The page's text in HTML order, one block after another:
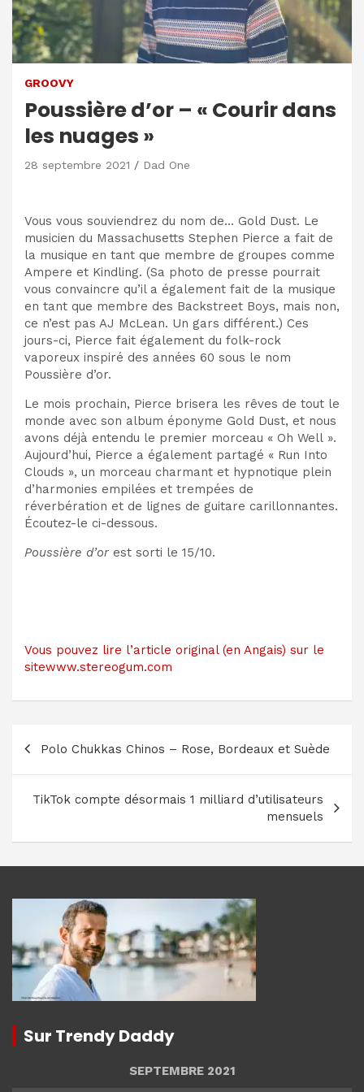
GROOVY
Poussière d’or – « Courir dans
les nuages »
28 septembre 2021 Dad One
Vous vous souviendrez du nom de… Gold Dust. Le
musicien du Massachusetts Stephen Pierce a fait de
la musique en tant que membre de groupes comme
Ampere et Kindling. (Sa photo de presse pourrait
vous convaincre qu’il a également fait de la musique
en tant que membre des Backstreet Boys, mais non,
ce n’est pas AJ McLean. Un gars différent.) Ces
jours-ci, Pierce fait également du folk-rock
vaporeux inspiré des années 60 sous le nom
Poussière d’or.
Le mois prochain, Pierce brisera les rêves de tout le
monde avec son album éponyme Gold Dust, et nous
avons déjà entendu le premier morceau « Oh Well ».
Aujourd’hui, Pierce a également partagé « Run Into
Clouds », un morceau charmant et hypnotique plein
d’harmonies empilées et trempées de
réverbération et de lignes de guitare carillonnantes.
Écoutez-le ci-dessous.
Poussière d’or est sorti le 15/10.
Vous pouvez lire l’article original (en Angais) sur le
sitewww.stereogum.com
de
l’article
Polo Chukkas Chinos – Rose, Bordeaux et Suède
TikTok compte désormais 1 milliard d’utilisateurs
mensuels
Sur Trendy Daddy
SEPTEMBRE 2021